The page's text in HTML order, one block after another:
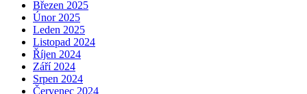
Březen 2025
Únor 2025
Leden 2025
Listopad 2024
Říjen 2024
Září 2024
Srpen 2024
Červenec 2024